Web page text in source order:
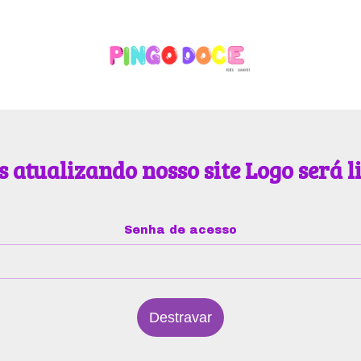
atualizando nosso site Logo será
Senha de acesso
Destravar